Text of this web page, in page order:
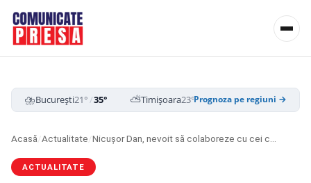
⛈️București21°/35° ⛅Timișoara23°/35° ☁️Cluj-Napoca
Prognoza pe regiuni →
Acasă/Actualitate/
ACTUALITATE